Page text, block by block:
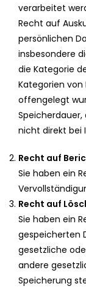
verarbeitet
Recht auf
persönlichen
insbesondere
die Kategorie
Kategorien
offengelegt
nicht direkt bei
Recht auf
Sie haben ein
Recht auf
Sie haben ein
gespeicherten
gesetzliche
andere
Speicherung